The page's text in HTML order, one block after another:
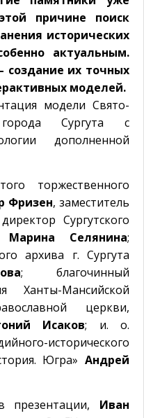
причине поиск
исторических
актуальным.
создание их точных
моделей.
модели Свято-
Сургута с
дополненной
торжественного
Фризен, заместитель
Сургутского
Марина Селянина;
архива г. Сургута
; благочинный
Ханты-Мансийской
церкви,
Исаков; и. о.
исторического
Югра» Андрей
презентации, Иван